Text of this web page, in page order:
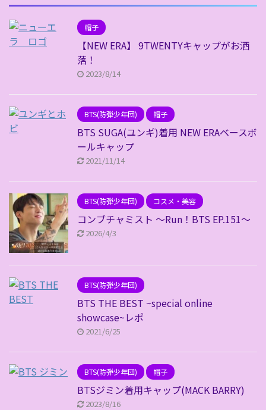
帽子
【NEW ERA】 9TWENTYキャップがお洒
落！
2023/8/14
BTS(防弾少年団) 帽子
BTS SUGA(ユンギ)着用 NEW ERAベースボ
ールキャップ
2021/11/14
BTS(防弾少年団) コスメ・美容
コンブチャミスト ～Run！BTS EP.151～
2026/4/3
BTS(防弾少年団)
BTS THE BEST ~special online
showcase~レポ
2021/6/25
BTS(防弾少年団) 帽子
BTSジミン着用キャップ(MACK BARRY)
2023/8/16